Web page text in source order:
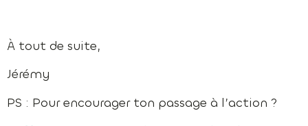
À tout de suite,
Jérémy
PS : Pour encourager ton passage à l’action ?